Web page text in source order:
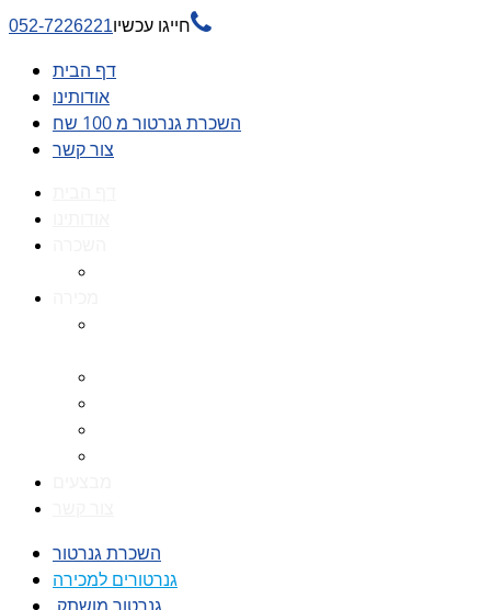
חייגו עכשיו052-7226221 
דף הבית
אודותינו
השכרת גנרטור מ 100 שח
צור קשר
השכרת גנרטור
גנרטורים למכירה